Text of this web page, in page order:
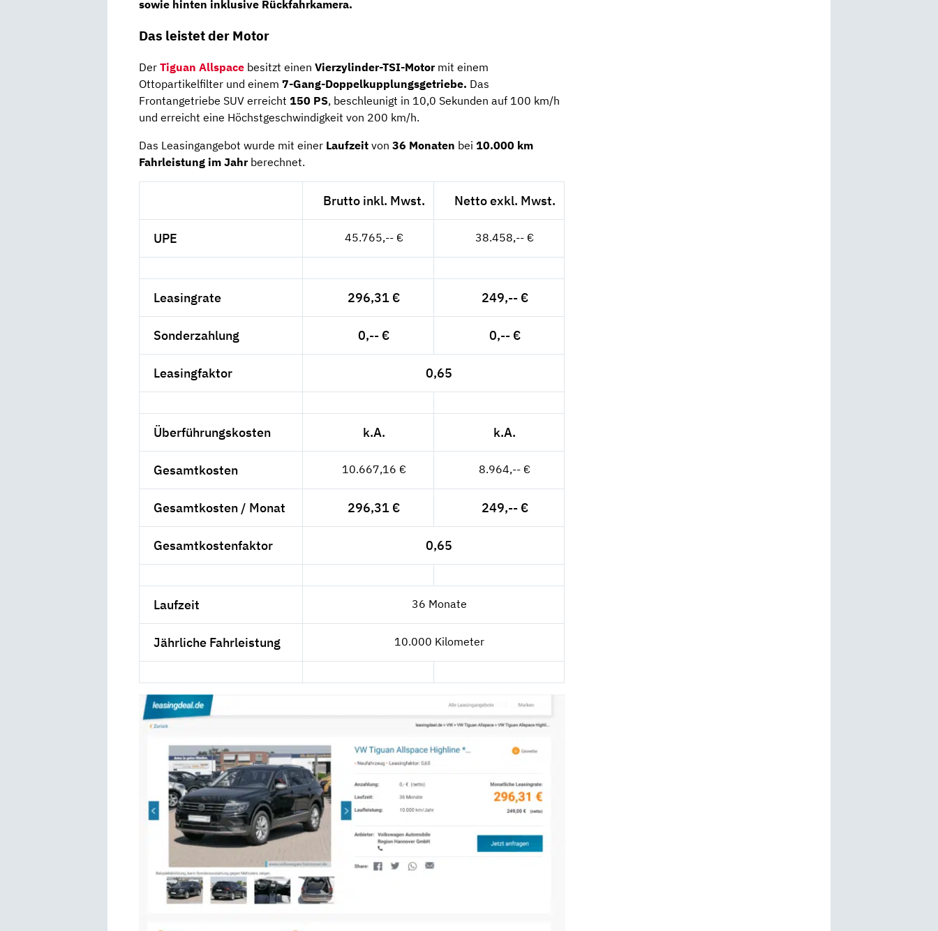
sowie hinten inklusive Rückfahrkamera.
Das leistet der Motor
Der Tiguan Allspace besitzt einen Vierzylinder-TSI-Motormit einem
Ottopartikelfilter und einem 7-Gang-Doppelkupplungsgetriebe. Das
Frontangetriebe SUV erreicht 150 PS, beschleunigt in 10,0 Sekunden auf 100 km/h
und erreicht eine Höchstgeschwindigkeit von 200 km/h.
Das Leasingangebot wurde mit einer Laufzeit von 36 Monaten bei 10.000 km
Fahrleistung im Jahrberechnet.
Brutto inkl. Mwst. Netto exkl. Mwst.
UPE 45.765,-- € 38.458,-- €
Leasingrate 296,31 € 249,-- €
Sonderzahlung 0,-- € 0,-- €
Leasingfaktor 0,65
Überführungskosten k.A. k.A.
Gesamtkosten 10.667,16 € 8.964,-- €
Gesamtkosten / Monat 296,31 € 249,-- €
Gesamtkostenfaktor 0,65
Laufzeit 36 Monate
Jährliche Fahrleistung 10.000 Kilometer